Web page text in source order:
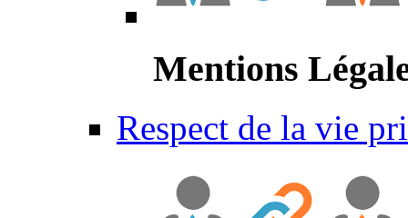
Mentions
Respect de la vie